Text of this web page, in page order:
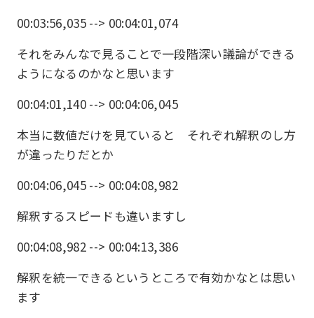
00:03:56,035 --> 00:04:01,074
それをみんなで見ることで一段階深い議論ができる
ようになるのかなと思います
00:04:01,140 --> 00:04:06,045
本当に数値だけを見ていると それぞれ解釈のし方
が違ったりだとか
00:04:06,045 --> 00:04:08,982
解釈するスピードも違いますし
00:04:08,982 --> 00:04:13,386
解釈を統一できるというところで有効かなとは思い
ます